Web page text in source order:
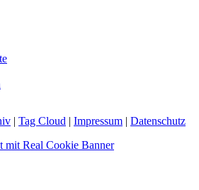
| Tag Cloud | Impressum | Datenschutz
mit Real Cookie Banner